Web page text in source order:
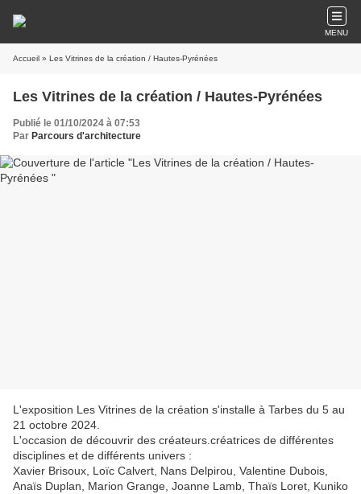
MENU
Accueil » Les Vitrines de la création / Hautes-Pyrénées
Les Vitrines de la création / Hautes-Pyrénées
Publié le 01/10/2024 à 07:53
Par Parcours d'architecture
L'exposition Les Vitrines de la création s'installe à Tarbes du 5 au
21 octobre 2024.
L'occasion de découvrir des créateurs.créatrices de différentes
disciplines et de différents univers :
Xavier Brisoux, Loïc Calvert, Nans Delpirou, Valentine Dubois,
Anaïs Duplan, Marion Grange, Joanne Lamb, Thaïs Loret, Kuniko